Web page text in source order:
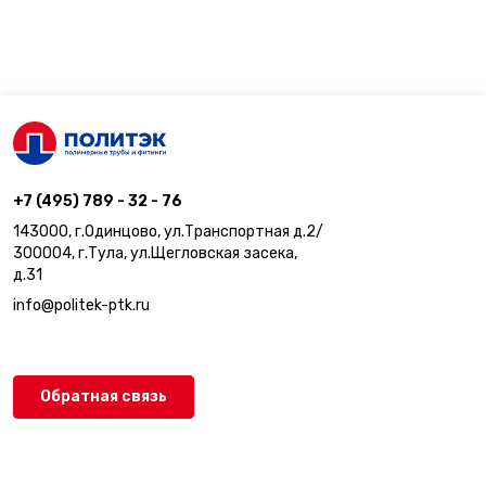
+7 (495) 789 - 32 - 76
143000, г.Одинцово, ул.Транспортная д.2/
300004, г.Тула, ул.Щегловская засека,
д.31
info@politek-ptk.ru
Обратная связь